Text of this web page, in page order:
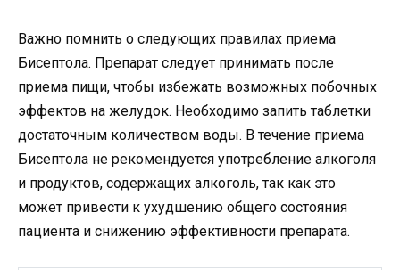
Важно помнить о следующих правилах приема
Бисептола. Препарат следует принимать после
приема пищи, чтобы избежать возможных побочных
эффектов на желудок. Необходимо запить таблетки
достаточным количеством воды. В течение приема
Бисептола не рекомендуется употребление алкоголя
и продуктов, содержащих алкоголь, так как это
может привести к ухудшению общего состояния
пациента и снижению эффективности препарата.